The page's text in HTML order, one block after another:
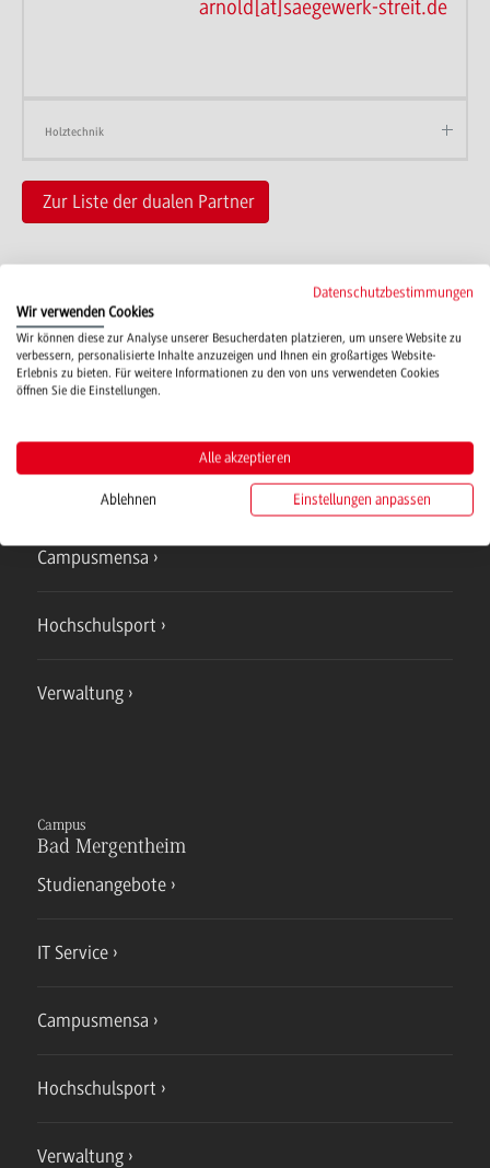
arnold[at]saegewerk-streit.de
Holztechnik
Zur Liste der dualen Partner
Campus
Mosbach
IT Service
Campusmensa
Hochschulsport
Verwaltung
Campus
Bad Mergentheim
Studienangebote
IT Service
Campusmensa
Hochschulsport
Verwaltung
Datenschutzbestimmungen
Wir verwenden Cookies
Wir können diese zur Analyse unserer Besucherdaten platzieren, um unsere Website zu
verbessern, personalisierte Inhalte anzuzeigen und Ihnen ein großartiges Website-
Erlebnis zu bieten. Für weitere Informationen zu den von uns verwendeten Cookies
öffnen Sie die Einstellungen.
Alle akzeptieren
Ablehnen Einstellungen anpassen